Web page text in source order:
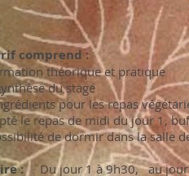
comprend :
théorique et pratique
du stage
pour les repas
le repas de midi du jour 1,
de dormir dans la salle
:Du jour 1 à 9h30, au jour